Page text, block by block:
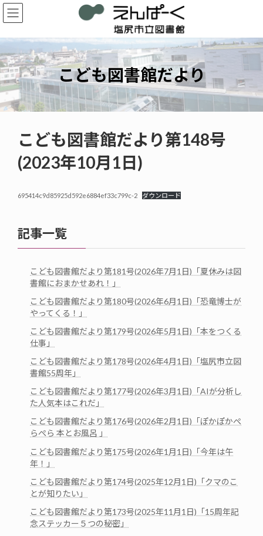
コ
ン
ン
ツ
へ
ス
キ
ッ
プ
ナ
ビ
ー
シ
ョ
ン
に
移
動
こども図書館だより
こども図書館だより第148号
(2023年10月1日)
695414c9d85925d592e6884ef33c799c-2 ダウンロード
記事一覧
こども図書館だより第181号(2026年7月1日)「夏休みは図
書館におまかせあれ！」
こども図書館だより第180号(2026年6月1日)「恐竜博士が
やってくる！」
こども図書館だより第179号(2026年5月1日)「本をつくる
仕事」
こども図書館だより第178号(2026年4月1日)「塩尻市立図
書館55周年」
こども図書館だより第177号(2026年3月1日)「AIが分析し
た人気本はこれだ」
こども図書館だより第176号(2026年2月1日)「ぽかぽかぺ
らぺら 本とお風呂 」
こども図書館だより第175号(2026年1月1日)「今年は午
年！」
こども図書館だより第174号(2025年12月1日)「クマのこ
とが知りたい」
こども図書館だより第173号(2025年11月1日)「15周年記
念ステッカー５つの秘密」